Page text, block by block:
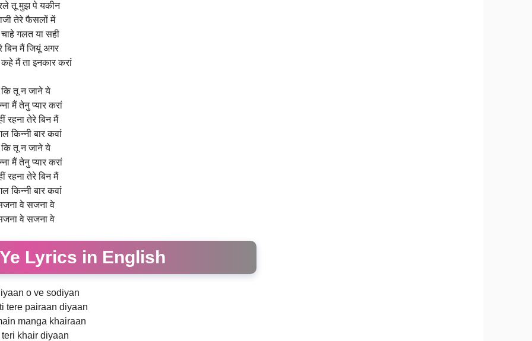
तू मुझ पे यकीन
तेरे फैसलों में
चाहे गलत या सही
बिन मैं जियूं अगर
कहे मैं ता इनकार करां
कि तू न जाने ये
मैं तेनु प्यार करां
रहना तेरे बिन मैं
किन्नी बार कवां
कि तू न जाने ये
मैं तेनु प्यार करां
रहना तेरे बिन मैं
किन्नी बार कवां
वे सजना वे
वे सजना वे
Lyrics in English
o ve sodiyan
tere pairaan diyaan
manga khairaan
khair diyaan